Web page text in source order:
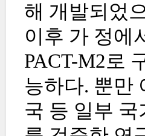
해 개발되었
이후 가 정에
PACT-M2로
능하다. 뿐만
국 등 일부